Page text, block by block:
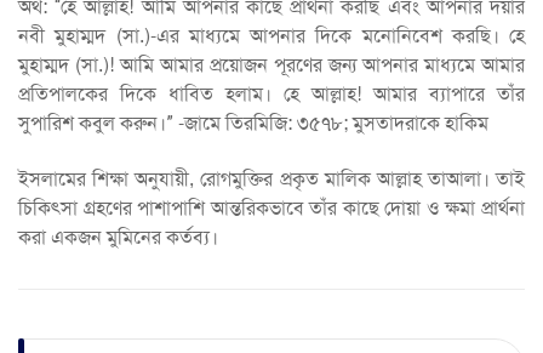
অর্থ: “হে আল্লাহ! আমি আপনার কাছে প্রার্থনা করছি এবং আপনার দয়ার
নবী মুহাম্মদ (সা.)-এর মাধ্যমে আপনার দিকে মনোনিবেশ করছি। হে
মুহাম্মদ (সা.)! আমি আমার প্রয়োজন পূরণের জন্য আপনার মাধ্যমে আমার
প্রতিপালকের দিকে ধাবিত হলাম। হে আল্লাহ! আমার ব্যাপারে তাঁর
সুপারিশ কবুল করুন।” -জামে তিরমিজি: ৩৫৭৮; মুসতাদরাকে হাকিম
ইসলামের শিক্ষা অনুযায়ী, রোগমুক্তির প্রকৃত মালিক আল্লাহ তাআলা। তাই
চিকিৎসা গ্রহণের পাশাপাশি আন্তরিকভাবে তাঁর কাছে দোয়া ও ক্ষমা প্রার্থনা
করা একজন মুমিনের কর্তব্য।